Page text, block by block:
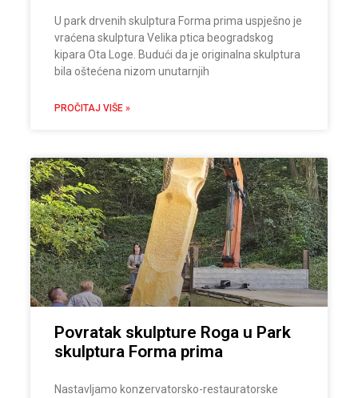
U park drvenih skulptura Forma prima uspješno je
vraćena skulptura Velika ptica beogradskog
kipara Ota Loge. Budući da je originalna skulptura
bila oštećena nizom unutarnjih
PROČITAJ VIŠE »
Povratak skulpture Roga u Park
skulptura Forma prima
Nastavljamo konzervatorsko-restauratorske